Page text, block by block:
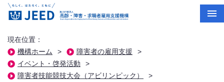
現在位置：
機構ホーム
> 障害者の雇用支援
>
イベント・啓発活動
>
障害者技能競技大会（アビリンピック）
>